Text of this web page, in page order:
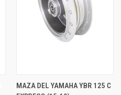
MAZA DEL YAMAHA YBR 125 C